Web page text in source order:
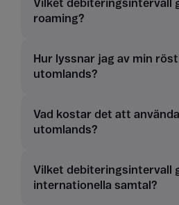
Vilket debiteringsintervall
roaming?
Hur lyssnar jag av min
utomlands?
Vad kostar det att
utomlands?
Vilket debiteringsintervall
internationella samtal?